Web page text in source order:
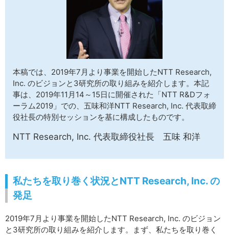
本稿では、2019年7月より事業を開始したNTT Research,
Inc. のビジョンと3研究所の取り組みを紹介します。本記
事は、2019年11月14～15日に開催された「NTT R&Dフォ
ーラム2019」での、五味和洋NTT Research, Inc. 代表取締
役社長の特別セッションを基に構成したものです。
NTT Research, Inc. 代表取締役社長 五味 和洋
私たちを取り巻く状況とNTT Research, Inc. の
発足
2019年7月より事業を開始したNTT Research, Inc. のビジョン
と3研究所の取り組みを紹介します。まず、私たちを取り巻く